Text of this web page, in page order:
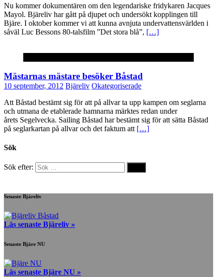
Nu kommer dokumentären om den legendariske fridykaren Jacques
Mayol. Bjäreliv har gått på djupet och undersökt kopplingen till
Bjäre. I oktober kommer vi att kunna avnjuta undervattensvärlden i
såväl Luc Bessons 80-talsfilm ”Det stora blå”, […]
Mästarnas mästare besöker Båstad
10 september, 2012 Bjäreliv Okategoriserade
Att Båstad bestämt sig för att på allvar ta upp kampen om seglarna
och utmana de etablerade hamnarna märktes redan under
årets Segelvecka. Sailing Båstad har bestämt sig för att sätta Båstad
på seglarkartan på allvar och det faktum att […]
Sök
Sök efter:
Senaste Bjäreliv
Läs senaste Bjäreliv »
Senaste Bjäre NU
Läs senaste Bjäre NU »